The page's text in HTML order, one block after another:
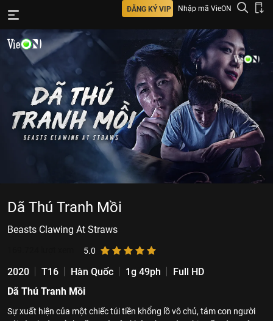
ĐĂNG KÝ VIP Nhập mã VieON
Dã Thú Tranh Mồi
Beasts Clawing At Straws
5.0
2020 T16 Hàn Quốc 1g 49ph
Full HD
Dã Thú Tranh Mồi
Sự xuất hiện của một chiếc túi tiền khổng lồ vô chủ, tám con người